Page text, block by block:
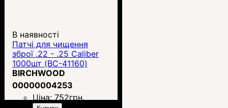
В наявності
Патчі для чищення
зброї .22 - .25 Caliber
1000шт (BC-41160)
BIRCHWOOD
00000004253
Ціна: 752грн.